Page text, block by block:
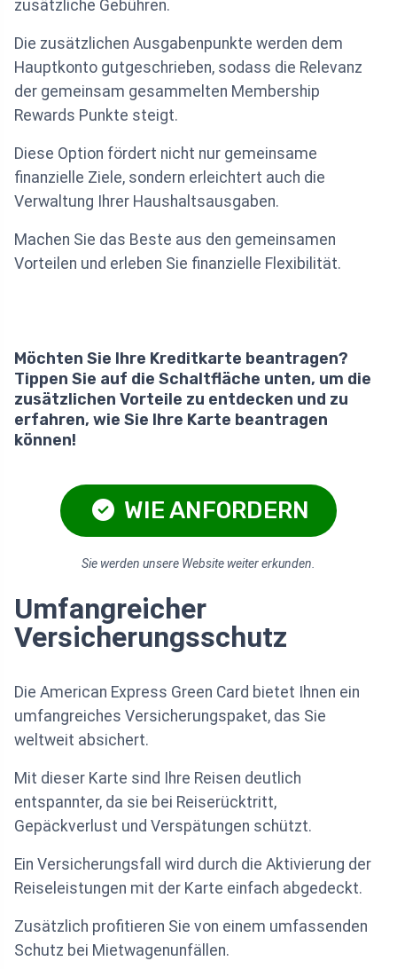
zusätzliche Gebühren.
Die zusätzlichen Ausgabenpunkte werden dem
Hauptkonto gutgeschrieben, sodass die Relevanz
der gemeinsam gesammelten Membership
Rewards Punkte steigt.
Diese Option fördert nicht nur gemeinsame
finanzielle Ziele, sondern erleichtert auch die
Verwaltung Ihrer Haushaltsausgaben.
Machen Sie das Beste aus den gemeinsamen
Vorteilen und erleben Sie finanzielle Flexibilität.
Möchten Sie Ihre Kreditkarte beantragen?
Tippen Sie auf die Schaltfläche unten, um die
zusätzlichen Vorteile zu entdecken und zu
erfahren, wie Sie Ihre Karte beantragen
können!
WIE ANFORDERN
Sie werden unsere Website weiter erkunden.
Umfangreicher
Versicherungsschutz
Die American Express Green Card bietet Ihnen ein
umfangreiches Versicherungspaket, das Sie
weltweit absichert.
Mit dieser Karte sind Ihre Reisen deutlich
entspannter, da sie bei Reiserücktritt,
Gepäckverlust und Verspätungen schützt.
Ein Versicherungsfall wird durch die Aktivierung der
Reiseleistungen mit der Karte einfach abgedeckt.
Zusätzlich profitieren Sie von einem umfassenden
Schutz bei Mietwagenunfällen.